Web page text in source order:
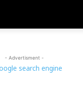
- Advertisment -